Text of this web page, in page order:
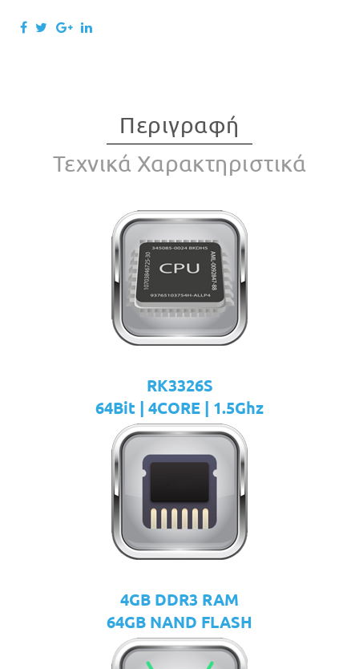
Περιγραφή
Τεχνικά Χαρακτηριστικά
RK3326S
64Bit | 4CORE | 1.5Ghz
4GB DDR3 RAM
64GB NAND FLASH